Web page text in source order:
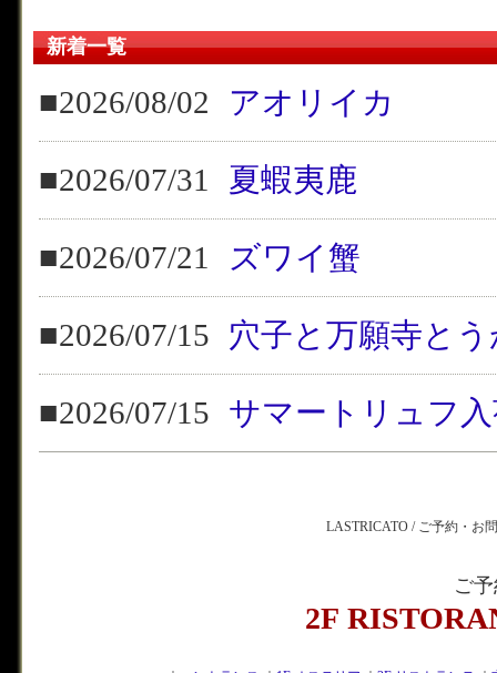
新着一覧
■2026/08/02 アオリイカ
■2026/07/31 夏蝦夷鹿
■2026/07/21 ズワイ蟹
■2026/07/15 穴子と万願寺と
■2026/07/15 サマートリュフ
LASTRICATO / ご予約・お
ご
2F